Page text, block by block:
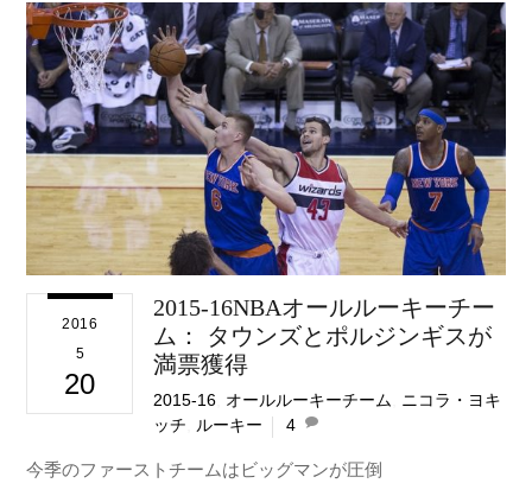
2016
5
20
2015-16NBAオールルーキーチー
ム： タウンズとポルジンギスが
満票獲得
2015-16 オールルーキーチーム
ニコラ・ヨキ
ッチ
ルーキー 4
今季のファーストチームはビッグマンが圧倒